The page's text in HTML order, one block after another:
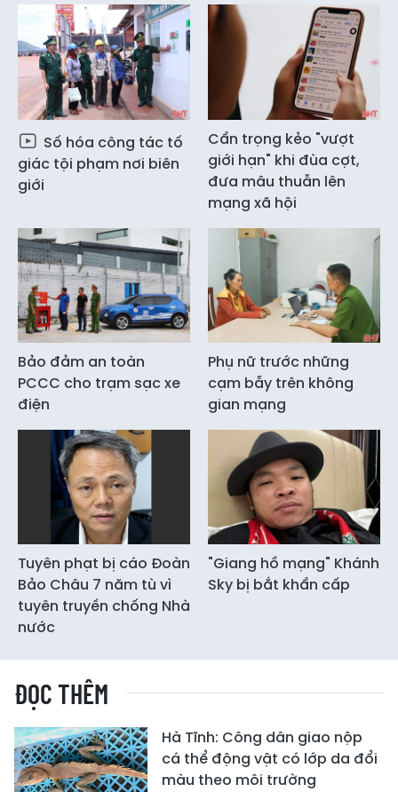
Số hóa công tác tố
giác tội phạm nơi biên
giới
Cẩn trọng kẻo "vượt
giới hạn" khi đùa cợt,
đưa mâu thuẫn lên
mạng xã hội
Bảo đảm an toàn
PCCC cho trạm sạc xe
điện
Phụ nữ trước những
cạm bẫy trên không
gian mạng
Tuyên phạt bị cáo Đoàn
Bảo Châu 7 năm tù vì
tuyên truyền chống Nhà
nước
"Giang hồ mạng" Khánh
Sky bị bắt khẩn cấp
ĐỌC THÊM
Hà Tĩnh: Công dân giao nộp
cá thể động vật có lớp da đổi
màu theo môi trường